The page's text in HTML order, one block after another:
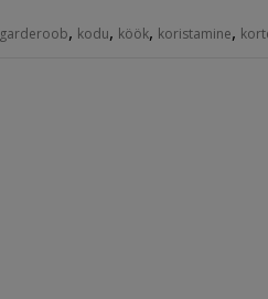
garderoob, kodu, köök, koristamine,